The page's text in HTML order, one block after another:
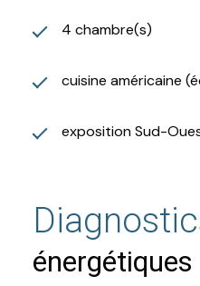
4 chambre(s)
cuisine américaine
exposition Sud-
énergétiques